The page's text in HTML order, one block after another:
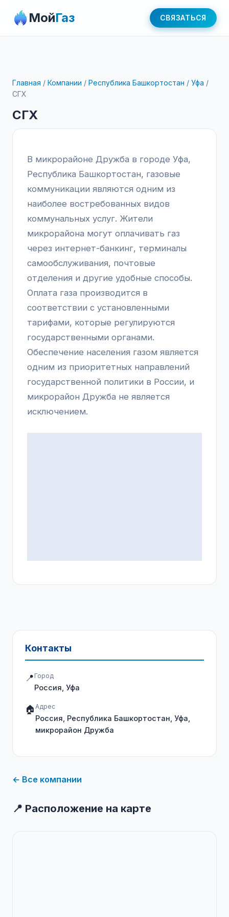
МойГаз СВЯЗАТЬСЯ
Главная / Компании / Республика Башкортостан / Уфа /
СГХ
СГХ
В микрорайоне Дружба в городе Уфа,
Республика Башкортостан, газовые
коммуникации являются одним из
наиболее востребованных видов
коммунальных услуг. Жители
микрорайона могут оплачивать газ
через интернет-банкинг, терминалы
самообслуживания, почтовые
отделения и другие удобные способы.
Оплата газа производится в
соответствии с установленными
тарифами, которые регулируются
государственными органами.
Обеспечение населения газом является
одним из приоритетных направлений
государственной политики в России, и
микрорайон Дружба не является
исключением.
Контакты
📍 Город
Россия, Уфа
🏠 Адрес
Россия, Республика Башкортостан, Уфа,
микрорайон Дружба
← Все компании
📍 Расположение на карте